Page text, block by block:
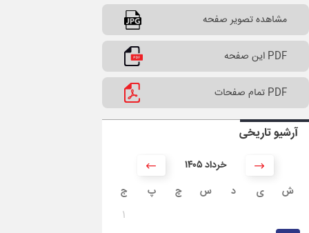
مشاهده تصویر صفحه
PDF این صفحه
PDF تمام صفحات
آرشیو تاریخی
۱۴۰۵ خرداد
ش
ی د س چ پ ج
۱